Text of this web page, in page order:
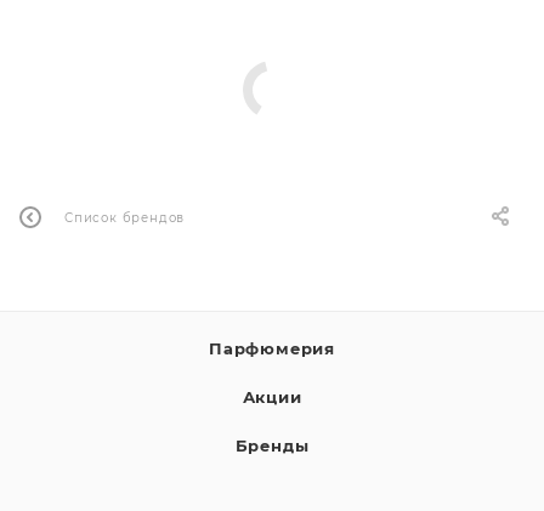
Список брендов
Парфюмерия
Акции
Бренды